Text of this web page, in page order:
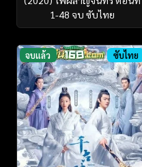
1-48 จบ ซับไทย
จบแล้ว ซับไทย